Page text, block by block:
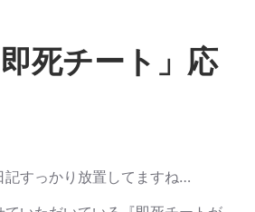
死チート」応
記すっかり放置してますね…